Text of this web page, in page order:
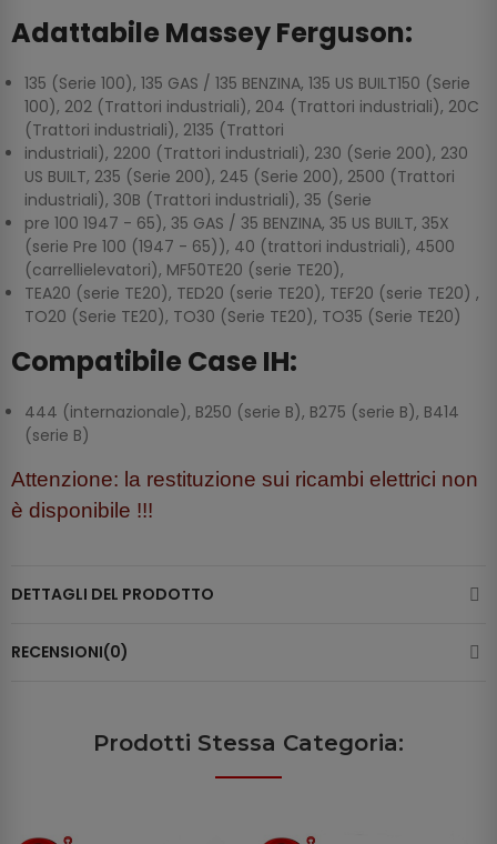
Adattabile Massey Ferguson:
135 (Serie 100), 135 GAS / 135 BENZINA, 135 US BUILT150 (Serie
100), 202 (Trattori industriali), 204 (Trattori industriali), 20C
(Trattori industriali), 2135 (Trattori
industriali), 2200 (Trattori industriali), 230 (Serie 200), 230
US BUILT, 235 (Serie 200), 245 (Serie 200), 2500 (Trattori
industriali), 30B (Trattori industriali), 35 (Serie
pre 100 1947 - 65), 35 GAS / 35 BENZINA, 35 US BUILT, 35X
(serie Pre 100 (1947 - 65)), 40 (trattori industriali), 4500
(carrellielevatori), MF50TE20 (serie TE20),
TEA20 (serie TE20), TED20 (serie TE20), TEF20 (serie TE20) ,
TO20 (Serie TE20), TO30 (Serie TE20), TO35 (Serie TE20)
Compatibile Case IH:
444 (internazionale), B250 (serie B), B275 (serie B), B414
(serie B)
Attenzione: la restituzione sui ricambi elettrici non
è disponibile !!!
DETTAGLI DEL PRODOTTO
RECENSIONI(0)
Prodotti Stessa Categoria: